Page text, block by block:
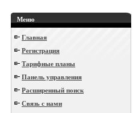
Меню
Главная
Регистрация
Тарифные планы
Панель управления
Расширенный поиск
Связь с нами